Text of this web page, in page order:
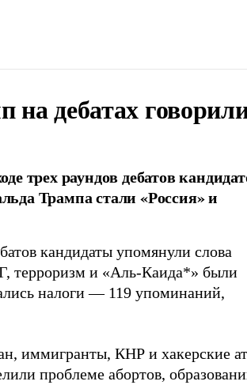
дебатах
трех раундов дебатов
Трампа стали «Россия» и
кандидаты упомянули слова
терроризм и «Аль-Каида*» были
налоги — 119 упоминаний,
иммигранты, КНР и хакерские
проблеме абортов,